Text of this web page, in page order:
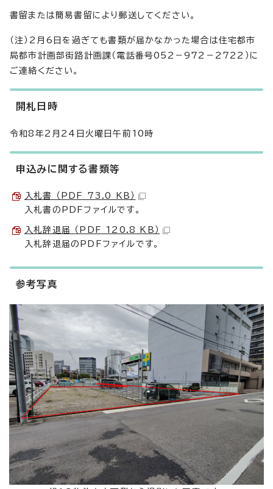
書留または簡易書留により郵送してください。
（注）2月6日を過ぎても書類が届かなかった場合は住宅都市
局都市計画部街路計画課（電話番号052－972－2722）に
ご連絡ください。
開札日時
令和8年2月24日火曜日午前10時
申込みに関する書類等
入札書 （PDF 73.0 KB）
入札書のPDFファイルです。
入札辞退届 （PDF 120.8 KB）
入札辞退届のPDFファイルです。
参考写真